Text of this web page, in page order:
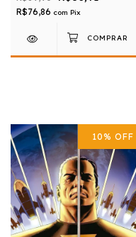
R$76,86 com Pix
10% OFF